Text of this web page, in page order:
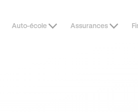
DERNIÈRES HEURES
Auto-école Assurances